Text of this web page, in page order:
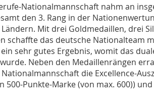
Nationalmannschaft nahm an
den 3. Rang in der
Mit drei Goldmedaillen, drei
schaffte das deutsche Nationalteam
sehr gutes Ergebnis, womit das
Neben den Medaillenrängen
die Excellence-
500-Punkte-Marke (von max. 600))